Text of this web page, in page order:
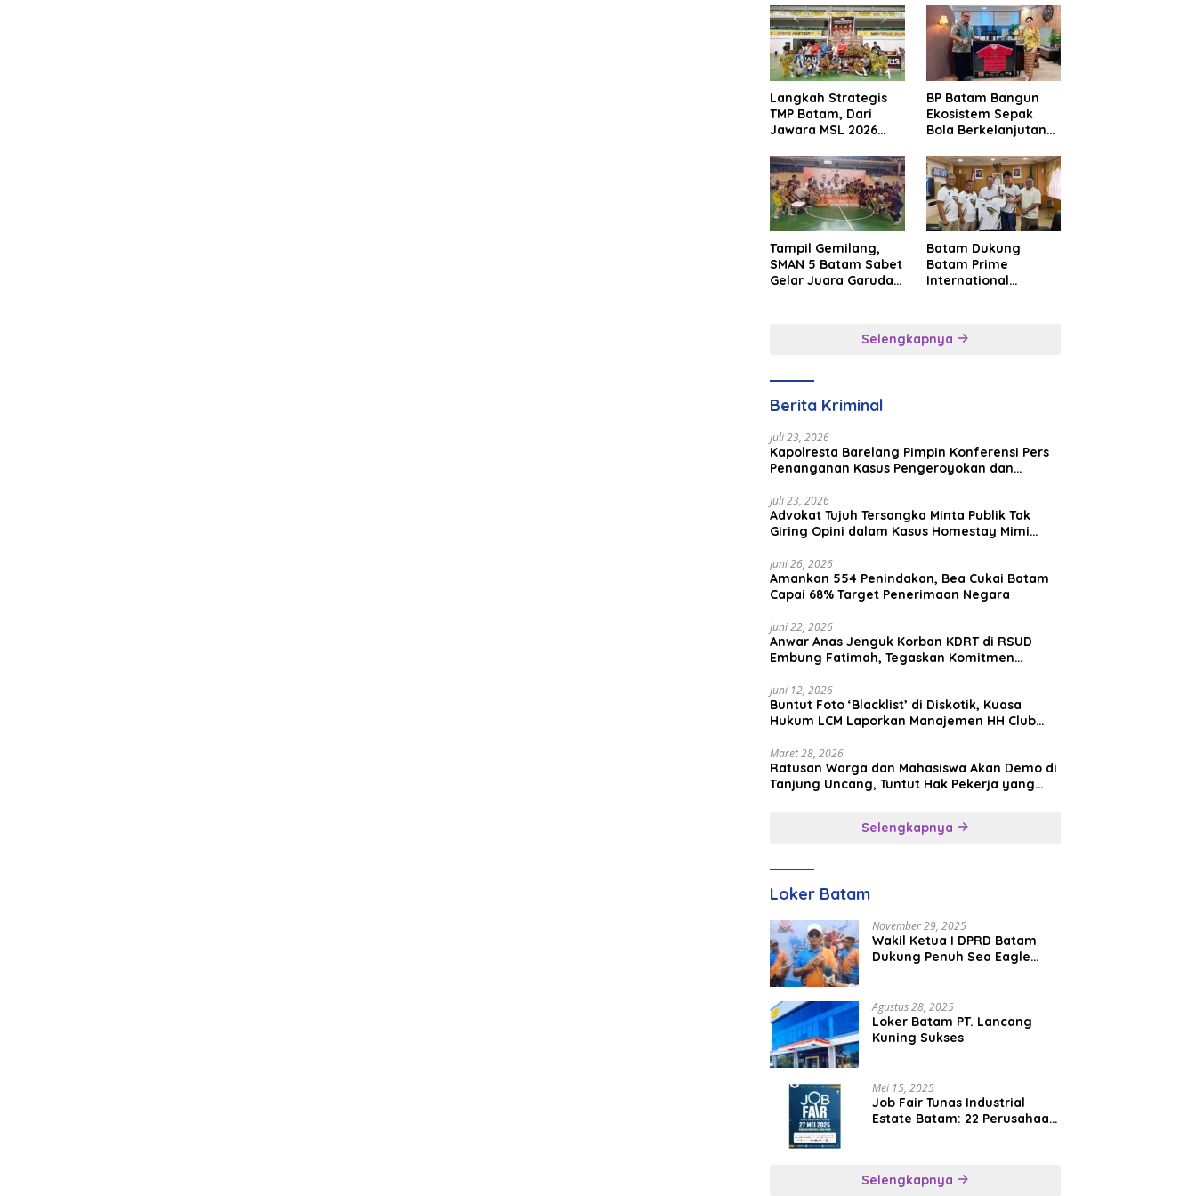
Langkah Strategis
TMP Batam, Dari
Jawara MSL 2026
Internasional
BP Batam Bangun
Ekosistem Sepak
Bola Berkelanjutan
Premier FC
Tampil Gemilang,
SMAN 5 Batam Sabet
Gelar Juara Garuda
Batam Dukung
Batam Prime
International
Tourism dan
Selengkapnya
Berita Kriminal
Juli 23, 2026
Kapolresta Barelang Pimpin Konferensi Pers
Penanganan Kasus Pengeroyokan dan
Juli 23, 2026
Advokat Tujuh Tersangka Minta Publik Tak
Giring Opini dalam Kasus Homestay Mimi
Juni 26, 2026
Amankan 554 Penindakan, Bea Cukai Batam
Capai 68% Target Penerimaan Negara
Juni 22, 2026
Anwar Anas Jenguk Korban KDRT di RSUD
Embung Fatimah, Tegaskan Komitmen
Juni 12, 2026
Buntut Foto ‘Blacklist’ di Diskotik, Kuasa
Hukum LCM Laporkan Manajemen HH Club
Maret 28, 2026
Ratusan Warga dan Mahasiswa Akan Demo di
Tanjung Uncang, Tuntut Hak Pekerja yang
Selengkapnya
Loker Batam
November 29, 2025
Wakil Ketua I DPRD Batam
Dukung Penuh Sea Eagle
Agustus 28, 2025
Loker Batam PT. Lancang
Kuning Sukses
Mei 15, 2025
Job Fair Tunas Industrial
Estate Batam: 22 Perusahaan
Selengkapnya